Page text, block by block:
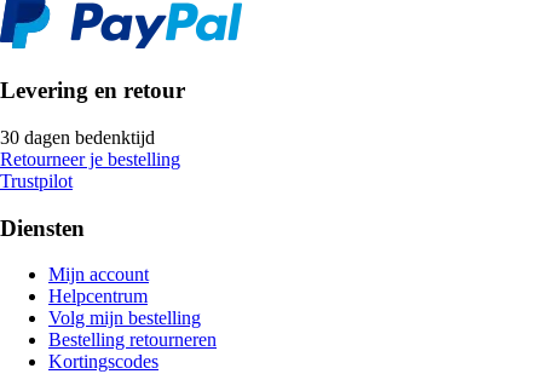
Levering en retour
30 dagen bedenktijd
Retourneer je bestelling
Trustpilot
Diensten
Mijn account
Helpcentrum
Volg mijn bestelling
Bestelling retourneren
Kortingscodes